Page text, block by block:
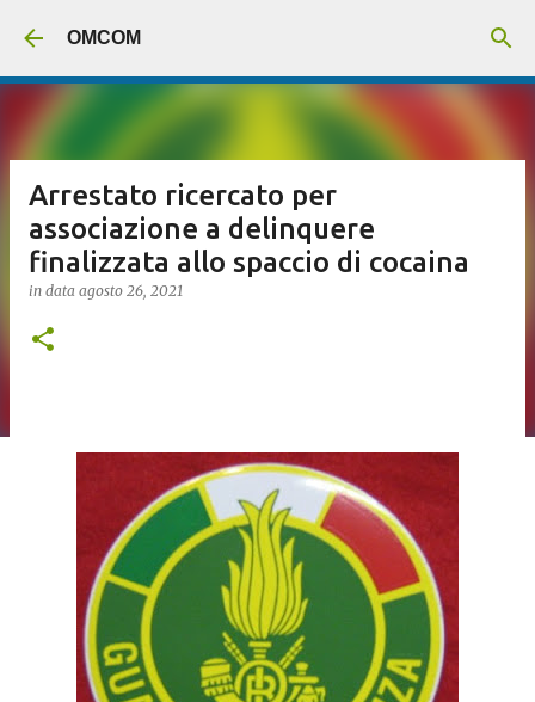
OMCOM
Arrestato ricercato per
associazione a delinquere
finalizzata allo spaccio di cocaina
in data agosto 26, 2021